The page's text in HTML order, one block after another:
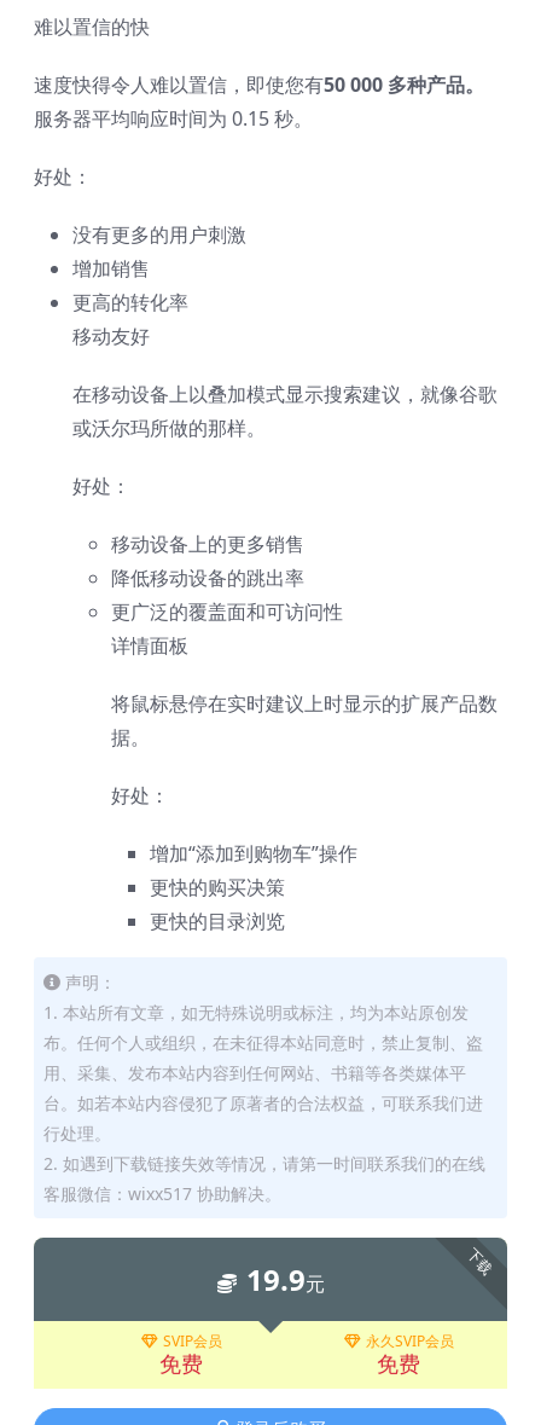
难以置信的快
速度快得令人难以置信，即使您有50 000 多种产品。
服务器平均响应时间为 0.15 秒。
好处：
没有更多的用户刺激
增加销售
更高的转化率
移动友好
在移动设备上以叠加模式显示搜索建议，就像谷歌
或沃尔玛所做的那样。
好处：
移动设备上的更多销售
降低移动设备的跳出率
更广泛的覆盖面和可访问性
详情面板
将鼠标悬停在实时建议上时显示的扩展产品数
据。
好处：
增加“添加到购物车”操作
更快的购买决策
更快的目录浏览
声明：
1. 本站所有文章，如无特殊说明或标注，均为本站原创发
布。任何个人或组织，在未征得本站同意时，禁止复制、盗
用、采集、发布本站内容到任何网站、书籍等各类媒体平
台。如若本站内容侵犯了原著者的合法权益，可联系我们进
行处理。
2. 如遇到下载链接失效等情况，请第一时间联系我们的在线
客服微信：wixx517 协助解决。
下载
19.9元
SVIP会员
免费
永久SVIP会员
免费